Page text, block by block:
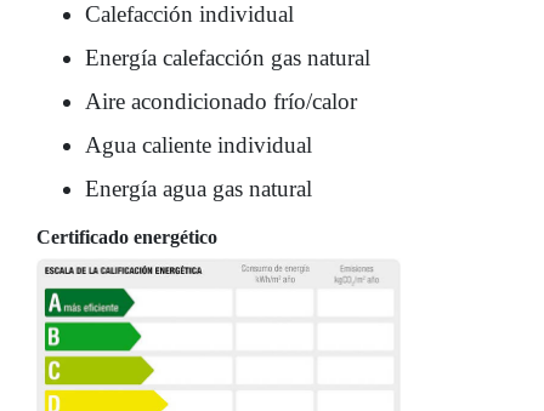
Calefacción individual
Energía calefacción gas natural
Aire acondicionado frío/calor
Agua caliente individual
Energía agua gas natural
Certificado energético